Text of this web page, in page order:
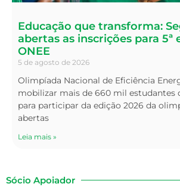
Educação que transforma:
abertas as inscrições para 5ª
ONEE
5 de agosto de 2026
Olimpíada Nacional de Eficiência
mobilizar mais de 660 mil estudantes
para participar da edição 2026 da
abertas
Leia mais »
Sócio Apoiador